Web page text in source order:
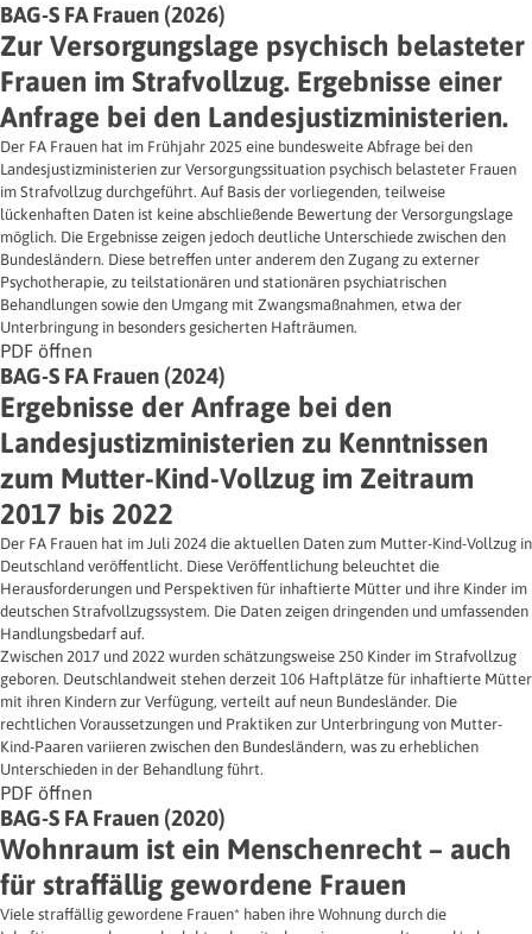
BAG-S FA Frauen (2026)
Zur Versorgungslage psychisch belasteter
Frauen im Strafvollzug. Ergebnisse einer
Anfrage bei den Landesjustizministerien.
Der FA Frauen hat im Frühjahr 2025 eine bundesweite Abfrage bei den
Landesjustizministerien zur Versorgungssituation psychisch belasteter Frauen
im Strafvollzug durchgeführt. Auf Basis der vorliegenden, teilweise
lückenhaften Daten ist keine abschließende Bewertung der Versorgungslage
möglich. Die Ergebnisse zeigen jedoch deutliche Unterschiede zwischen den
Bundesländern. Diese betreffen unter anderem den Zugang zu externer
Psychotherapie, zu teilstationären und stationären psychiatrischen
Behandlungen sowie den Umgang mit Zwangsmaßnahmen, etwa der
Unterbringung in besonders gesicherten Hafträumen.
PDF öffnen
BAG-S FA Frauen (2024)
Ergebnisse der Anfrage bei den
Landesjustizministerien zu Kenntnissen
zum Mutter-Kind-Vollzug im Zeitraum
2017 bis 2022
Der FA Frauen hat im Juli 2024 die aktuellen Daten zum Mutter-Kind-Vollzug in
Deutschland veröffentlicht. Diese Veröffentlichung beleuchtet die
Herausforderungen und Perspektiven für inhaftierte Mütter und ihre Kinder im
deutschen Strafvollzugssystem. Die Daten zeigen dringenden und umfassenden
Handlungsbedarf auf.
Zwischen 2017 und 2022 wurden schätzungsweise 250 Kinder im Strafvollzug
geboren. Deutschlandweit stehen derzeit 106 Haftplätze für inhaftierte Mütter
mit ihren Kindern zur Verfügung, verteilt auf neun Bundesländer. Die
rechtlichen Voraussetzungen und Praktiken zur Unterbringung von Mutter-
Kind-Paaren variieren zwischen den Bundesländern, was zu erheblichen
Unterschieden in der Behandlung führt.
PDF öffnen
BAG-S FA Frauen (2020)
Wohnraum ist ein Menschenrecht – auch
für straffällig gewordene Frauen
Viele straffällig gewordene Frauen* haben ihre Wohnung durch die